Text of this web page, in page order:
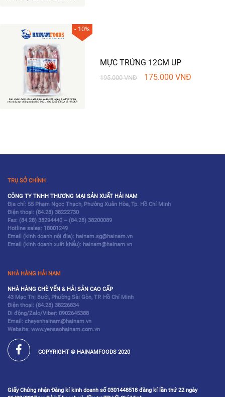
- 10%
MỰC TRỨNG 12CM UP
195.000VNĐ 175.000VNĐ
TRỤ SỞ CHÍNH
CÔNG TY TNHH THƯƠNG MẠI SẢN XUẤT HẢI NAM
Địa chỉ: 55 Phạm Ngọc Thạch, Phường Xuân Hòa, Tp. Hồ Chí Minh
Điện thoại: (84.28) 38222730
Fax: (84.28) 38294440 – (84.28) 38200089
Hotline sales: 18001249
Email (kinh doanh nội địa): hainam.sg@hainam.vn
Email (kinh doanh xuất khẩu): hainam@hainam.vn
NHÀ HÀNG HẢI NAM
NHÀ HÀNG CHÈ YẾN & HẢI SẢN CAO CẤP
43 Mạc Thị Bưởi, Phường Sài Gòn, TP. Hồ Chí Minh
Điện thoại: (84.28) 38226834
Di động/Zalo/Viber: 0902645388
Email: cheyenhainam@hainam.vn
Website: www.yensaohainam.com.vn
COPYRIGHT © HAINAMFOODS 2020
Giấy Chứng nhận Đăng kí kinh doanh số 0301448518 đăng kí lần thứ 22 ngày